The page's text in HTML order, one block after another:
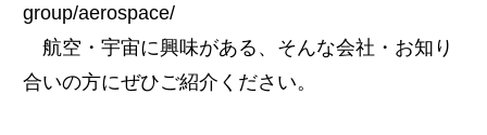
group/aerospace/
航空・宇宙に興味がある、そんな会社・お知り
合いの方にぜひご紹介ください。